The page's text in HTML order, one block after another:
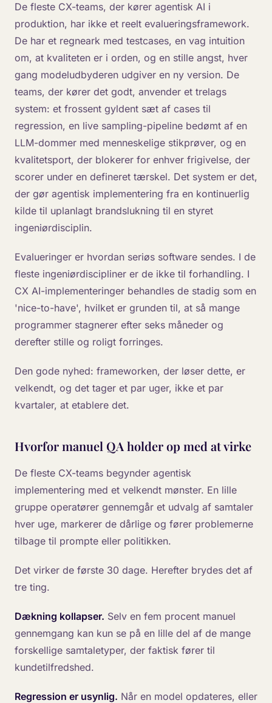
De fleste CX-teams, der kører agentisk AI i
produktion, har ikke et reelt evalueringsframework.
De har et regneark med testcases, en vag intuition
om, at kvaliteten er i orden, og en stille angst, hver
gang modeludbyderen udgiver en ny version. De
teams, der kører det godt, anvender et trelags
system: et frossent gyldent sæt af cases til
regression, en live sampling-pipeline bedømt af en
LLM-dommer med menneskelige stikprøver, og en
kvalitetsport, der blokerer for enhver frigivelse, der
scorer under en defineret tærskel. Det system er det,
der gør agentisk implementering fra en kontinuerlig
kilde til uplanlagt brandslukning til en styret
ingeniørdisciplin.
Evalueringer er hvordan seriøs software sendes. I de
fleste ingeniørdiscipliner er de ikke til forhandling. I
CX AI-implementeringer behandles de stadig som en
'nice-to-have', hvilket er grunden til, at så mange
programmer stagnerer efter seks måneder og
derefter stille og roligt forringes.
Den gode nyhed: frameworken, der løser dette, er
velkendt, og det tager et par uger, ikke et par
kvartaler, at etablere det.
Hvorfor manuel QA holder op med at virke
De fleste CX-teams begynder agentisk
implementering med et velkendt mønster. En lille
gruppe operatører gennemgår et udvalg af samtaler
hver uge, markerer de dårlige og fører problemerne
tilbage til prompte eller politikken.
Det virker de første 30 dage. Herefter brydes det af
tre ting.
Dækning kollapser. Selv en fem procent manuel
gennemgang kan kun se på en lille del af de mange
forskellige samtaletyper, der faktisk fører til
kundetilfredshed.
Regression er usynlig. Når en model opdateres, eller